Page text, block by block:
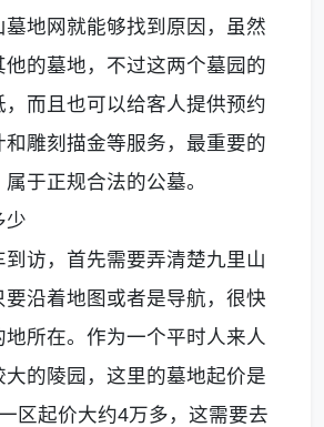
墓地网就能够找到原因，虽然
的墓地，不过这两个墓园的
而且也可以给客人提供预约
雕刻描金等服务，最重要的
于正规合法的公墓。
少
访，首先需要弄清楚九里山
沿着地图或者是导航，很快
所在。作为一个平时人来人
的陵园，这里的墓地起价是
区起价大约4万多，这需要去